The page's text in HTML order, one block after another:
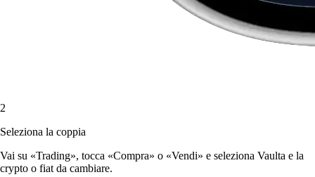
2
Seleziona la coppia
Vai su «Trading», tocca «Compra» o «Vendi» e seleziona Vaulta e la
crypto o fiat da cambiare.